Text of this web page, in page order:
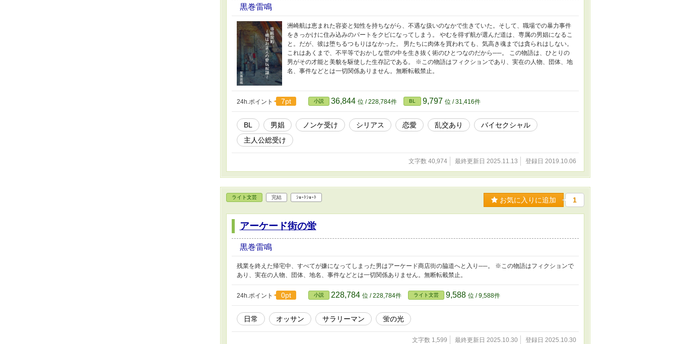
黒巻雷鳴
洲崎航は恵まれた容姿と知性を持ちながら、不遇な扱いのなかで生きていた。そして、職場での暴力事件
をきっかけに住み込みのパートをクビになってしまう。 やむを得ず航が選んだ道は、専属の男娼になるこ
と。だが、彼は堕ちるつもりはなかった。 男たちに肉体を買われても、気高き魂までは貪られはしない。
これはあくまで、不平等でおかしな世の中を生き抜く術のひとつなのだから──。 この物語は、ひとりの
男がその才能と美貌を駆使した生存記である。 ※この物語はフィクションであり、実在の人物、団体、地
名、事件などとは一切関係ありません。無断転載禁止。
24h.ポイント 7pt 小説 36,844 位 / 228,784件 BL 9,797 位 / 31,416件
BL 男娼 ノンケ受け シリアス 恋愛 乱交あり
バイセクシャル
主人公総受け
文字数 40,974 最終更新日 2025.11.13 登録日 2019.10.06
ライト文芸 完結 ｼｮｰﾄｼｮｰﾄ お気に入りに追加 1
アーケード街の蛍
黒巻雷鳴
残業を終えた帰宅中、すべてが嫌になってしまった男はアーケード商店街の脇道へと入り──。 ※この物語はフィクションで
あり、実在の人物、団体、地名、事件などとは一切関係ありません。無断転載禁止。
24h.ポイント 0pt 小説 228,784 位 / 228,784件 ライト文芸 9,588 位 / 9,588件
日常 オッサン サラリーマン 蛍の光
文字数 1,599 最終更新日 2025.10.30 登録日 2025.10.30